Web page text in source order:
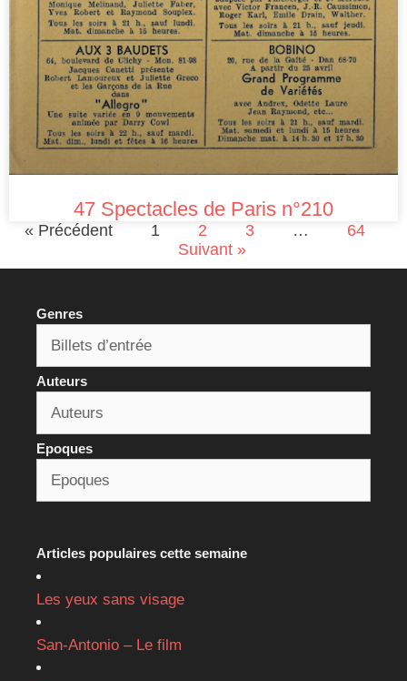
47 Spectacles de Paris n°210
« Précédent 1 2 3 …
64
Suivant »
Genres
Auteurs
Epoques
Articles populaires cette semaine
Les yeux sans visage
San-Antonio – Le film